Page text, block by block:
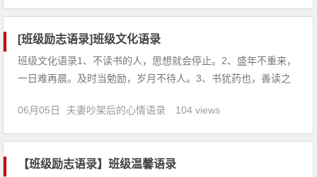
的能力，否则就是空想。6、人嘛，总会有不切实际的幻想，期
[班级励志语录]班级文化语录
班级文化语录1、不读书的人，思想就会停止。2、盛年不重来，
一日难再晨。及时当勉励，岁月不待人。3、书犹药也，善读之
为了雄辩和驳斥，也不是为了轻信和盲从，而是为了思考和权
衡。6、青霄有路终须到，金榜无名誓不归。7、我心一片磁针
06月05日 夫妻吵架后的心情语录 104 views
【班级励志语录】班级温馨语录